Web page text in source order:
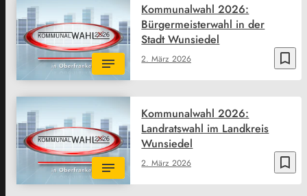
bookmark_border
2. März 2026
Kommunalwahl 2026:
Bürgermeisterwahl in der
Stadt Wunsiedel
bookmark_border
2. März 2026
Kommunalwahl 2026:
Landratswahl im Landkreis
Wunsiedel